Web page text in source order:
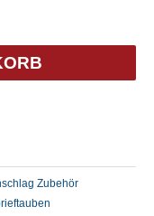
Zubehör